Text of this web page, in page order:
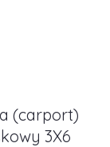
(carport)
3X6